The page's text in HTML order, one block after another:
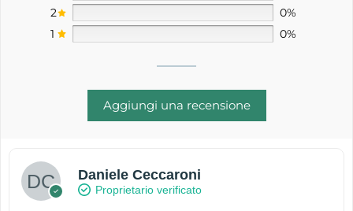
2
0%
1
0%
Aggiungi una recensione
Daniele Ceccaroni
Proprietario verificato